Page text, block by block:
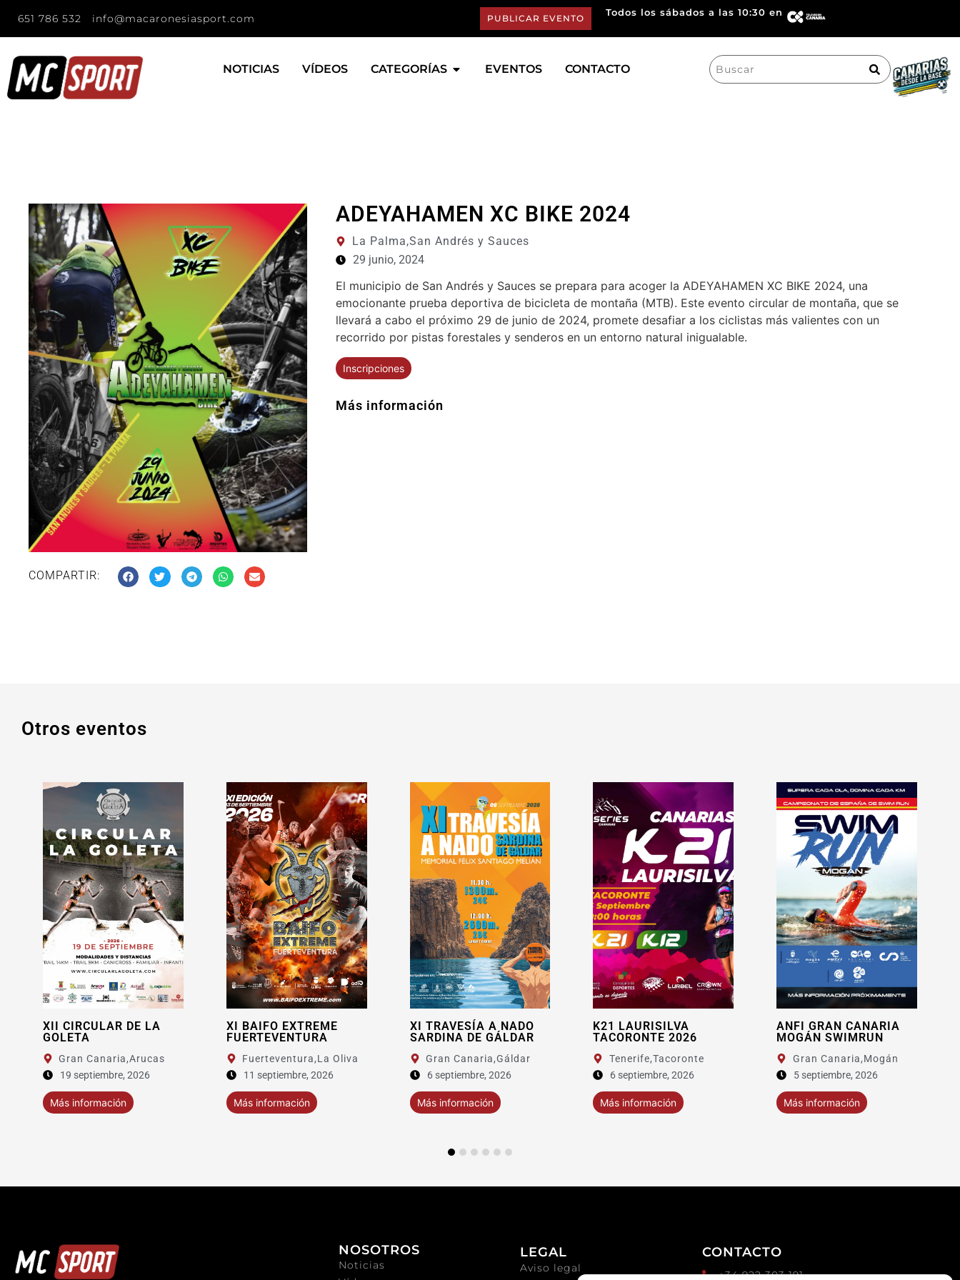
651 786 532 info@macaronesiasport.com PUBLICAR EVENTO
Todos los sábados a las 10:30 en
NOTICIAS VÍDEOS CATEGORÍAS EVENTOS CONTACTO
Search
for:
COMPARTIR:
ADEYAHAMEN XC BIKE 2024
La Palma,San Andrés y Sauces
29 junio, 2024
El municipio de San Andrés y Sauces se prepara para acoger la ADEYAHAMEN XC BIKE 2024, una
emocionante prueba deportiva de bicicleta de montaña (MTB). Este evento circular de montaña, que se
llevará a cabo el próximo 29 de junio de 2024, promete desafiar a los ciclistas más valientes con un
recorrido por pistas forestales y senderos en un entorno natural inigualable.
Inscripciones
Más información
Otros eventos
XII CIRCULAR DE LA
GOLETA
Gran Canaria,Arucas
19 septiembre, 2026
Más información
XI BAIFO EXTREME
FUERTEVENTURA
Fuerteventura,La Oliva
11 septiembre, 2026
Más información
XI TRAVESÍA A NADO
SARDINA DE GÁLDAR
Gran Canaria,Gáldar
6 septiembre, 2026
Más información
K21 LAURISILVA
TACORONTE 2026
Tenerife,Tacoronte
6 septiembre, 2026
Más información
ANFI GRAN CANARIA
MOGÁN SWIMRUN
Gran Canaria,Mogán
5 septiembre, 2026
Más información
NOSOTROS
Noticias
LEGAL
Aviso legal
CONTACTO
+34 922 303 191